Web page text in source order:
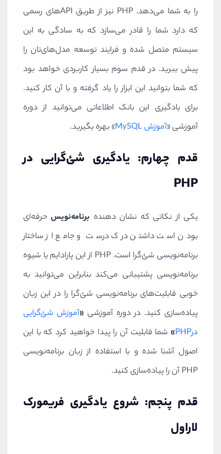
را به شما می‌دهد.PHP نیز از طریق APIهای رسمی
که دارد شما را قادر می‌سازد که به سادگی به این
سیستم متصل شده و فرایند توسعه مدل‌های‌تان را
پیش ببرید. در قدم سوم بسیار کاربردی خواهد بود
که شما بتوانید این ابزار را یاد گرفته و با آن کار کنید.
برای یادگیری این بانک اطلاعاتی می‌توانید از دوره
آموزشی «آموزشMySQL» بهره بگیرید.
قدم چهارم: یادگیری شئ‌گرایی در
PHP
یکی از نکاتی که نشان دهنده برنامه‌نویسحرفه‌ای
بودن است داشتن درک درست و جامع از ساختار
برنامه‌نویسی شئ‌گرا است.PHP از این پارادایم یا شیوه
برنامه‌نویسی پشتیبانی می‌کند بنابراین می‌توانید به
خوبی قابلیت‌های برنامه‌نویسی شئ‌گرا را در این زبان
پیاده‌سازی کنید. در دوره آموزشی «آموزش شئ‌گرایی
درPHP
» شما قابلیت آن را پیدا خواهید کرد که با این
اصول آشنا شده و با استفاده از زبان برنامه‌نویسی
PHPآن را پیاده‌سازی کنید.
قدم پنجم: شروع یادگیری فریمورک
لاراول